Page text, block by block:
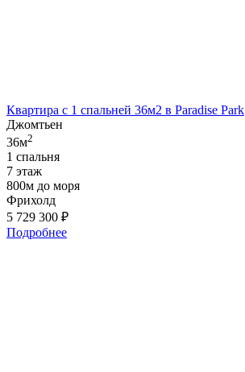
Квартира с 1 спальней 36м2 в Paradise Park
Джомтьен
36м2
1 спальня
7 этаж
800м до моря
Фрихолд
5 729 300 ₽
Подробнее